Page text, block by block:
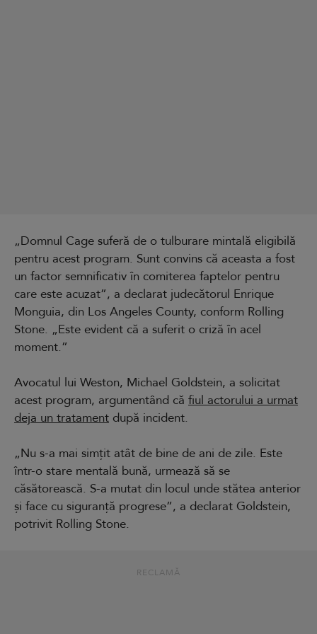
„Domnul Cage suferă de o tulburare mintală eligibilă
pentru acest program. Sunt convins că aceasta a fost
un factor semnificativ în comiterea faptelor pentru
care este acuzat”, a declarat judecătorul Enrique
Monguia, din Los Angeles County, conform Rolling
Stone. „Este evident că a suferit o criză în acel
moment.”
Avocatul lui Weston, Michael Goldstein, a solicitat
acest program, argumentând că fiul actorului a urmat
deja un tratament după incident.
„Nu s-a mai simțit atât de bine de ani de zile. Este
într-o stare mentală bună, urmează să se
căsătorească. S-a mutat din locul unde stătea anterior
și face cu siguranță progrese”, a declarat Goldstein,
potrivit Rolling Stone.
RECLAMĂ